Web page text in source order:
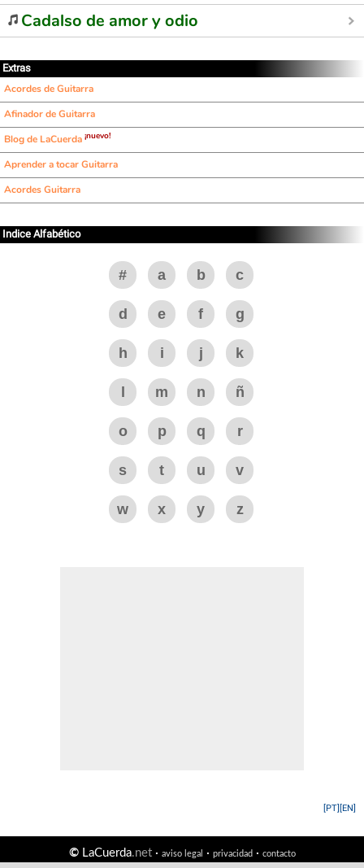
Cadalso de amor y odio
Extras
Acordes de Guitarra
Afinador de Guitarra
Blog de LaCuerda ¡nuevo!
Aprender a tocar Guitarra
Acordes Guitarra
Indice Alfabético
# a b c
d e f g
h i j k
m n ñ
o p q r
s t u v
w x y z
[EN]
[PT]
©LaCuerda.net· aviso legal · privacidad· contacto